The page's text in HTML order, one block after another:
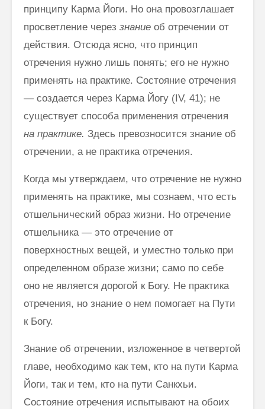
принципу Карма Йоги. Но она провозглашает
просветление через знание об отречении от
действия. Отсюда ясно, что принцип
отречения нужно лишь понять; его не нужно
применять на практике. Состояние отречения
— создается через Карма Йогу (IV, 41); не
существует способа применения отречения
на практике. Здесь превозносится знание об
отречении, а не практика отречения.
Когда мы утверждаем, что отречение не нужно
применять на практике, мы сознаем, что есть
отшельнический образ жизни. Но отречение
от­шельника — это отречение от
поверхностных вещей, и уместно только при
определенном образе жизни; само по себе
оно не является дорогой к Богу. Не практика
отречения, но знание о нем помогает на Пути
к Богу.
Знание об отречении, изложенное в четвертой
главе, необходимо как тем, кто на пути Карма
Йоги, так и тем, кто на пути Санкхьи.
Состояние отречения испытывают на обоих